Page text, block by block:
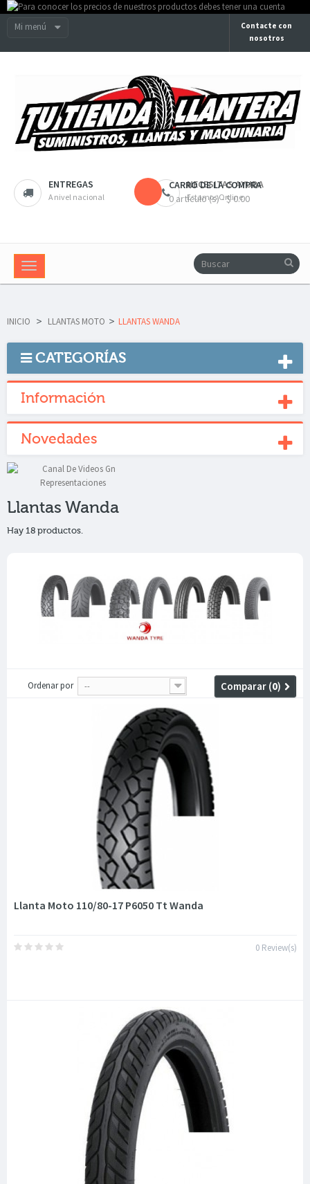
Mi menú
Contacte con
nosotros
ENTREGAS
A nivel nacional
NECESITAS AYUDA
Estamos Online
CARRO DE LA COMPRA
0 artículo (s) - $ 0.00
Navegación
Toggle
INICIO > LLANTAS MOTO > LLANTAS WANDA
CATEGORÍAS
Información
Novedades
Llantas Wanda
Hay 18 productos.
Ordenar por -- Comparar (0)
Llanta Moto 110/80-17 P6050 Tt Wanda
0 Review(s)